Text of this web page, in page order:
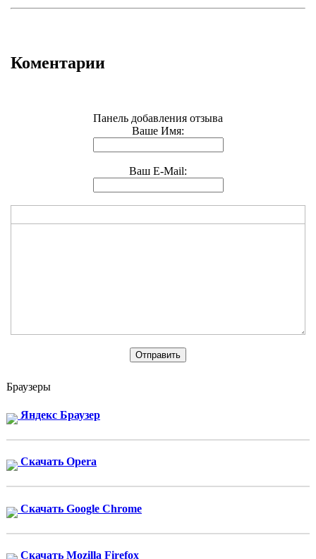
Коментарии
Панель добавления отзыва
Ваше Имя:
Ваш E-Mail:
Браузеры
Яндекс Браузер
Скачать Opera
Скачать Google Chrome
Скачать Mozilla Firefox